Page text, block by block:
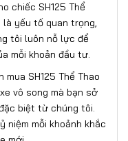
chiếc SH125 Thể
là yếu tố quan trọng,
tôi luôn nỗ lực để
mỗi khoản đầu tư.
SH125 Thể Thao
vô song mà bạn sở
biệt từ chúng tôi.
niệm mỗi khoảnh khắc